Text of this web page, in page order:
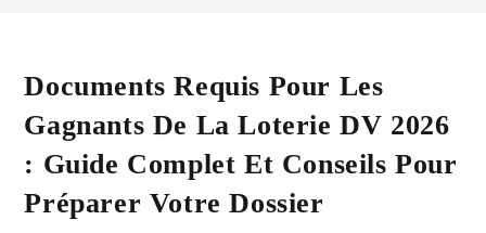
Documents Requis Pour Les
Gagnants De La Loterie DV 2026
: Guide Complet Et Conseils Pour
Préparer Votre Dossier